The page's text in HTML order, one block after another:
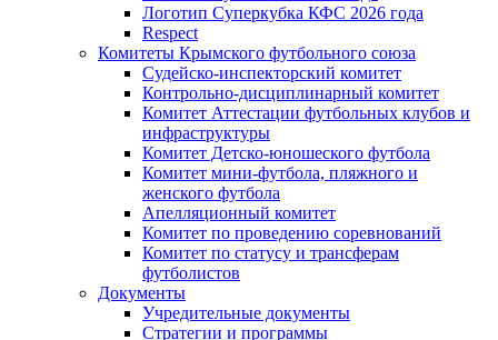
Логотип Суперкубка КФС 2026 года
Respect
Комитеты Крымского футбольного союза
Судейско-инспекторский комитет
Контрольно-дисциплинарный комитет
Комитет Аттестации футбольных клубов и
инфраструктуры
Комитет Детско-юношеского футбола
Комитет мини-футбола, пляжного и
женского футбола
Апелляционный комитет
Комитет по проведению соревнований
Комитет по статусу и трансферам
футболистов
Документы
Учредительные документы
Стратегии и программы